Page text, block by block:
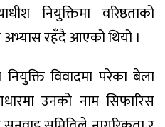
नियुक्तिमा वरिष्ठताको
अभ्यास रहँदै आएको थियो ।
विवादमा परेका बेला
उनको नाम सिफारिस